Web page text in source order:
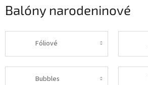
Balóny narodeninové
Fóliové
Bubbles